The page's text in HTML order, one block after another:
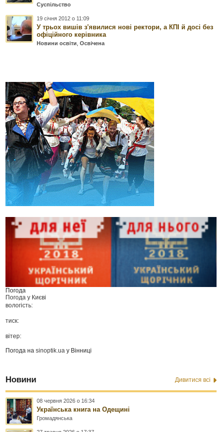
Суспільство
19 січня 2012 о 11:09
У трьох вишів з'явилися нові ректори, а КПІ й досі без
офіційного керівника
Новини освіти ,Освічена
Погода
Погода у Києві
вологість:
тиск:
вітер:
Погода наsinoptik.ua у Вінниці
Новини Дивитися всі
08 червня 2026 о 16:34
Українська книга на Одещині
Громадянська